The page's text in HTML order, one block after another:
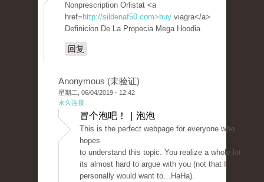
Nonprescription Orlistat <a
href= http://sildenaf50.com>buy viagra</a>
Definicion De La Propecia Mega Hoodia
回复
Anonymous (未验证)
星期二, 06/04/2019 - 12:42
永久连接
冒个泡吧！ | 泡泡
This is the perfect webpage for everyone who
hopes
to understand this topic. You realize a whole lot
its almost hard to argue with you (not that I
personally would want to…HaHa).